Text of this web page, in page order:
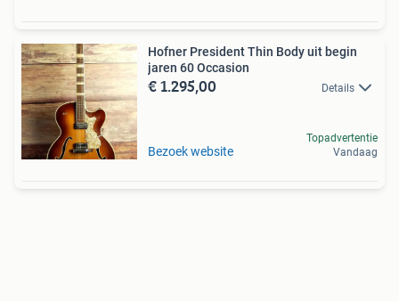
Hofner President Thin Body uit begin
jaren 60 Occasion
€ 1.295,00 Details
Bezoek website
Topadvertentie
Vandaag